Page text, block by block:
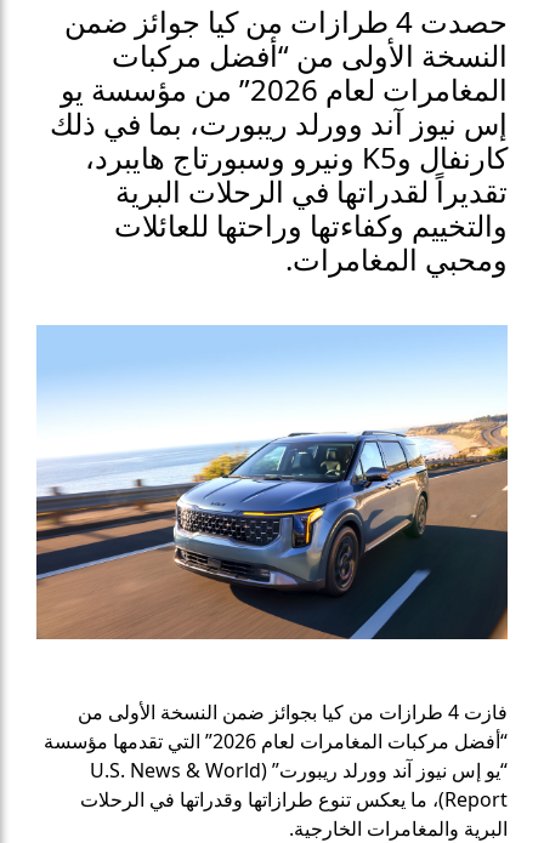
حصدت 4 طرازات من كيا جوائز ضمن
النسخة الأولى من “أفضل مركبات
المغامرات لعام 2026” من مؤسسة يو
إس نيوز آند وورلد ريبورت، بما في ذلك
كارنفال وK5 ونيرو وسبورتاج هايبرد،
تقديراً لقدراتها في الرحلات البرية
والتخييم وكفاءتها وراحتها للعائلات
ومحبي المغامرات.
فازت 4 طرازات من كيا بجوائز ضمن النسخة الأولى من
“أفضل مركبات المغامرات لعام 2026” التي تقدمها مؤسسة
“يو إس نيوز آند وورلد ريبورت” (U.S. News & World
Report)، ما يعكس تنوع طرازاتها وقدراتها في الرحلات
البرية والمغامرات الخارجية.